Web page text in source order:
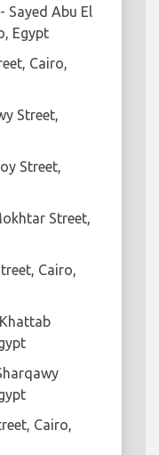
- Sayed Abu El
Egypt
Cairo,
Street,
Street,
Street,
Cairo,
Cairo,